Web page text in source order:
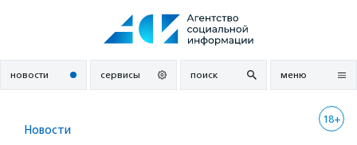
новости сервисы поиск меню
18+
Новости